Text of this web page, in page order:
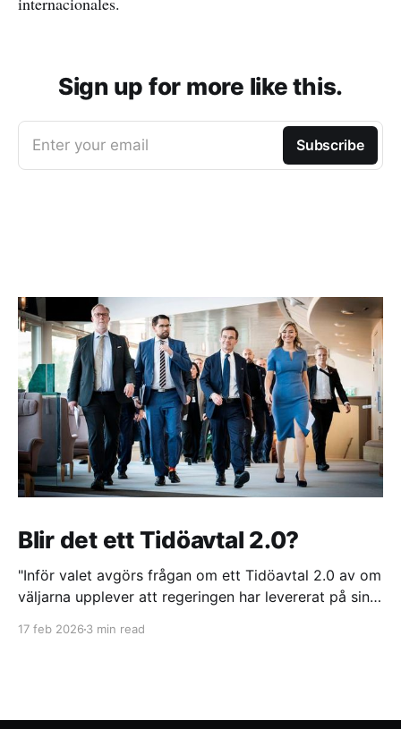
Sign up for more like this.
Enter your email Subscribe
Blir det ett Tidöavtal 2.0?
"Inför valet avgörs frågan om ett Tidöavtal 2.0 av om
väljarna upplever att regeringen har levererat på sina
17 feb 2026 3 min read